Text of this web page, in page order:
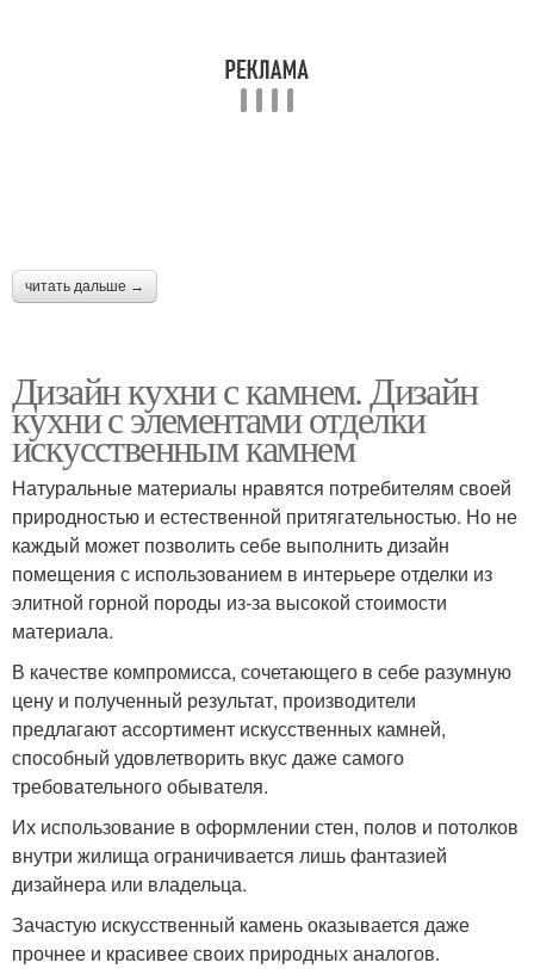
читать дальше →
Дизайн кухни с камнем. Дизайн
кухни с элементами отделки
искусственным камнем
Натуральные материалы нравятся потребителям своей
природностью и естественной притягательностью. Но не
каждый может позволить себе выполнить дизайн
помещения с использованием в интерьере отделки из
элитной горной породы из-за высокой стоимости
материала.
В качестве компромисса, сочетающего в себе разумную
цену и полученный результат, производители
предлагают ассортимент искусственных камней,
способный удовлетворить вкус даже самого
требовательного обывателя.
Их использование в оформлении стен, полов и потолков
внутри жилища ограничивается лишь фантазией
дизайнера или владельца.
Зачастую искусственный камень оказывается даже
прочнее и красивее своих природных аналогов.